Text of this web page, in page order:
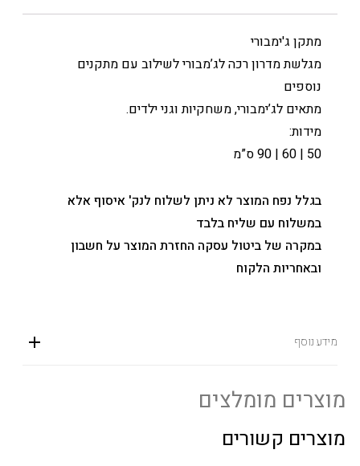
מתקן ג'ימבורי
מגלשת מדרון רכה לג’מבורי לשילוב עם מתקנים
נוספים
מתאים לג’ימבורי, משחקיות וגני ילדים.
מידות:
50 | 60 | 90 ס”מ
בגלל נפח המוצר לא ניתן לשלוח לנק' איסוף אלא
במשלוח עם שליח בלבד
במקרה של ביטול עסקה החזרת המוצר על חשבון
ובאחריות הלקוח
מידע נוסף
מוצרים מומלצים
מוצרים קשורים